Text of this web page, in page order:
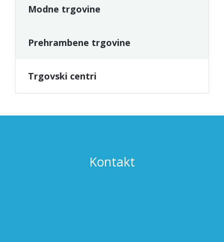
Modne trgovine
Prehrambene trgovine
Trgovski centri
Kontakt